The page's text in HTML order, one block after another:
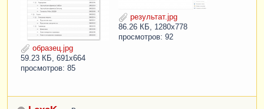
образец.jpg
59.23 КБ, 691x664
просмотров: 85
результат.jpg
86.26 КБ, 1280x778
просмотров: 92